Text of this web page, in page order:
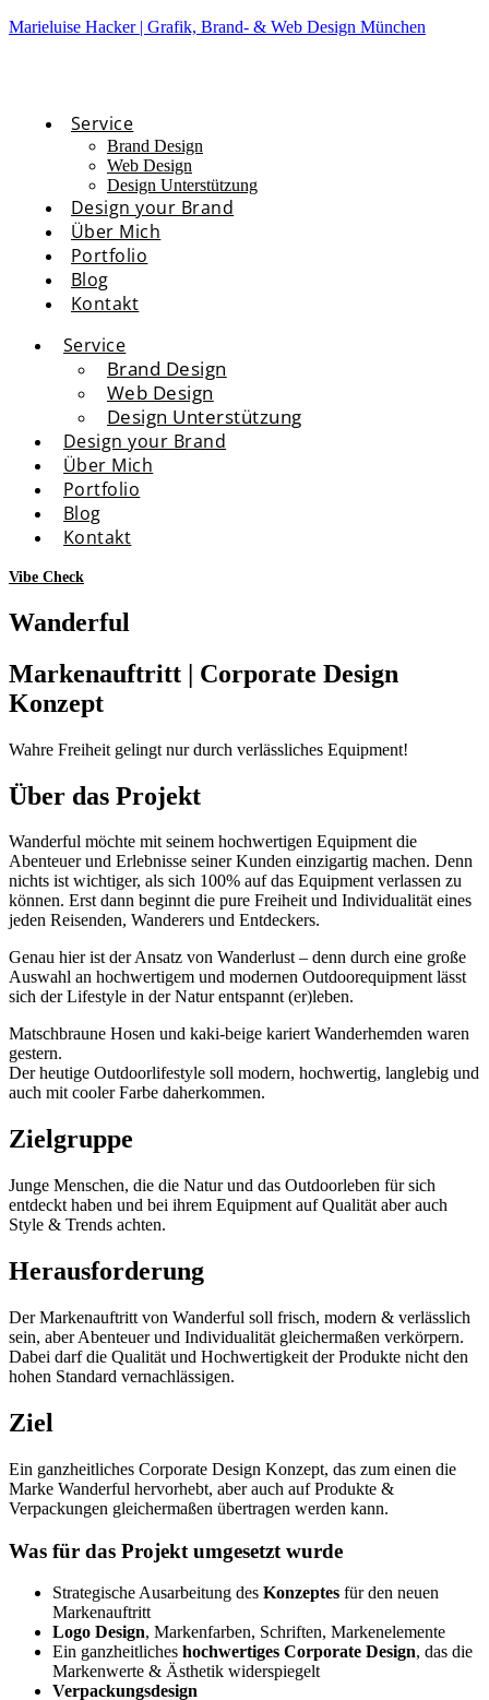
Marieluise Hacker | Grafik, Brand- & Web Design München
Service
Brand Design
Web Design
Design Unterstützung
Design your Brand
Über Mich
Portfolio
Blog
Kontakt
Service
Brand Design
Web Design
Design Unterstützung
Design your Brand
Über Mich
Portfolio
Blog
Kontakt
Vibe Check
Wanderful
Markenauftritt | Corporate Design
Konzept
Wahre Freiheit gelingt nur durch verlässliches Equipment!
Über das Projekt
Wanderful möchte mit seinem hochwertigen Equipment die
Abenteuer und Erlebnisse seiner Kunden einzigartig machen. Denn
nichts ist wichtiger, als sich 100% auf das Equipment verlassen zu
können. Erst dann beginnt die pure Freiheit und Individualität eines
jeden Reisenden, Wanderers und Entdeckers.
Genau hier ist der Ansatz von Wanderlust – denn durch eine große
Auswahl an hochwertigem und modernen Outdoorequipment lässt
sich der Lifestyle in der Natur entspannt (er)leben.
Matschbraune Hosen und kaki-beige kariert Wanderhemden waren
gestern.
Der heutige Outdoorlifestyle soll modern, hochwertig, langlebig und
auch mit cooler Farbe daherkommen.
Zielgruppe
Junge Menschen, die die Natur und das Outdoorleben für sich
entdeckt haben und bei ihrem Equipment auf Qualität aber auch
Style & Trends achten.
Herausforderung
Der Markenauftritt von Wanderful soll frisch, modern & verlässlich
sein, aber Abenteuer und Individualität gleichermaßen verkörpern.
Dabei darf die Qualität und Hochwertigkeit der Produkte nicht den
hohen Standard vernachlässigen.
Ziel
Ein ganzheitliches Corporate Design Konzept, das zum einen die
Marke Wanderful hervorhebt, aber auch auf Produkte &
Verpackungen gleichermaßen übertragen werden kann.
Was für das Projekt umgesetzt wurde
Strategische Ausarbeitung des Konzeptes für den neuen
Markenauftritt
Logo Design, Markenfarben, Schriften, Markenelemente
Ein ganzheitliches hochwertiges Corporate Design, das die
Markenwerte & Ästhetik widerspiegelt
Verpackungsdesign